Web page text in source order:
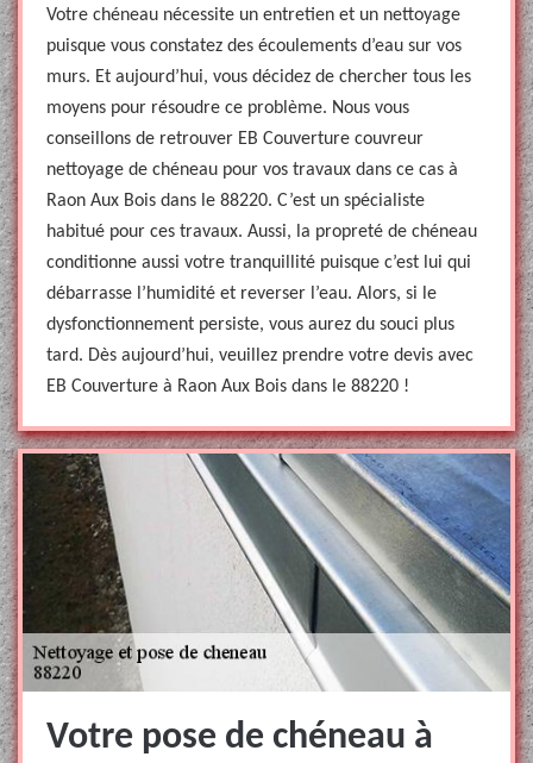
Votre chéneau nécessite un entretien et un nettoyage
puisque vous constatez des écoulements d’eau sur vos
murs. Et aujourd’hui, vous décidez de chercher tous les
moyens pour résoudre ce problème. Nous vous
conseillons de retrouver EB Couverture couvreur
nettoyage de chéneau pour vos travaux dans ce cas à
Raon Aux Bois dans le 88220. C’est un spécialiste
habitué pour ces travaux. Aussi, la propreté de chéneau
conditionne aussi votre tranquillité puisque c’est lui qui
débarrasse l’humidité et reverser l’eau. Alors, si le
dysfonctionnement persiste, vous aurez du souci plus
tard. Dès aujourd’hui, veuillez prendre votre devis avec
EB Couverture à Raon Aux Bois dans le 88220 !
Votre pose de chéneau à